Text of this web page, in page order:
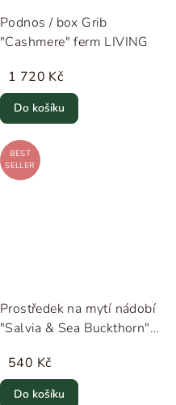
Podnos / box Grib
"Cashmere" ferm LIVING
1 720 Kč
Do košíku
BEST
SELLER
Prostředek na mytí nádobí
"Salvia & Sea Buckthorn"
540 Kč
Do košíku